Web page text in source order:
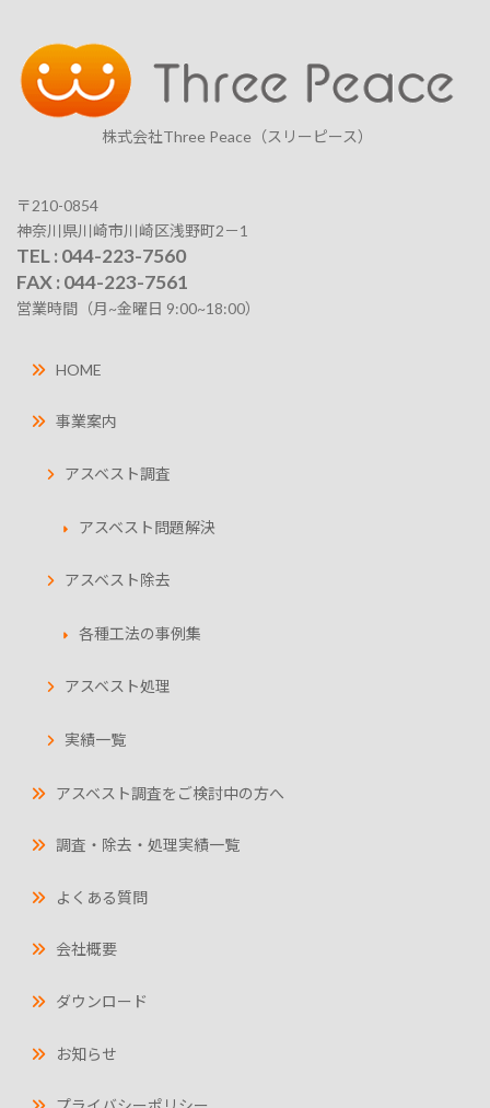
株式会社Three Peace（スリーピース）
〒210-0854
神奈川県川崎市川崎区浅野町2－1
TEL : 044-223-7560
FAX : 044-223-7561
営業時間（月~金曜日 9:00~18:00）
HOME
事業案内
アスベスト調査
アスベスト問題解決
アスベスト除去
各種工法の事例集
アスベスト処理
実績一覧
アスベスト調査をご検討中の方へ
調査・除去・処理実績一覧
よくある質問
会社概要
ダウンロード
お知らせ